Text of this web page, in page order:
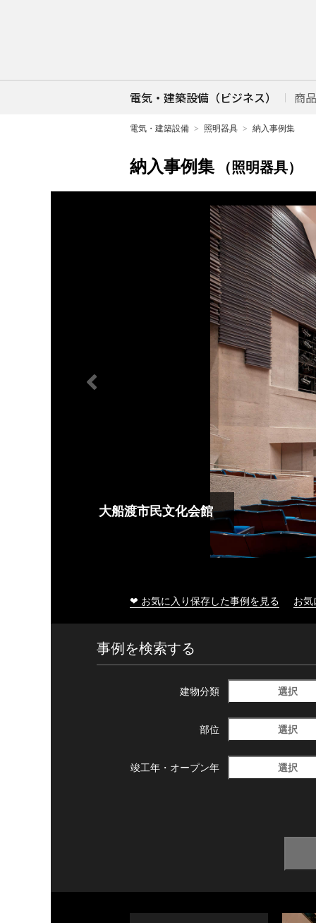
電気・建築設備（ビジネス） 商
電気・建築設備 照明器具 納入事例集
納入事例集 （照明器具）
大船渡市民文化会館
❤ お気に入り保存した事例を見る お
事例を検索する
建物分類 選択
部位 選択
竣工年・ オープン年 選択